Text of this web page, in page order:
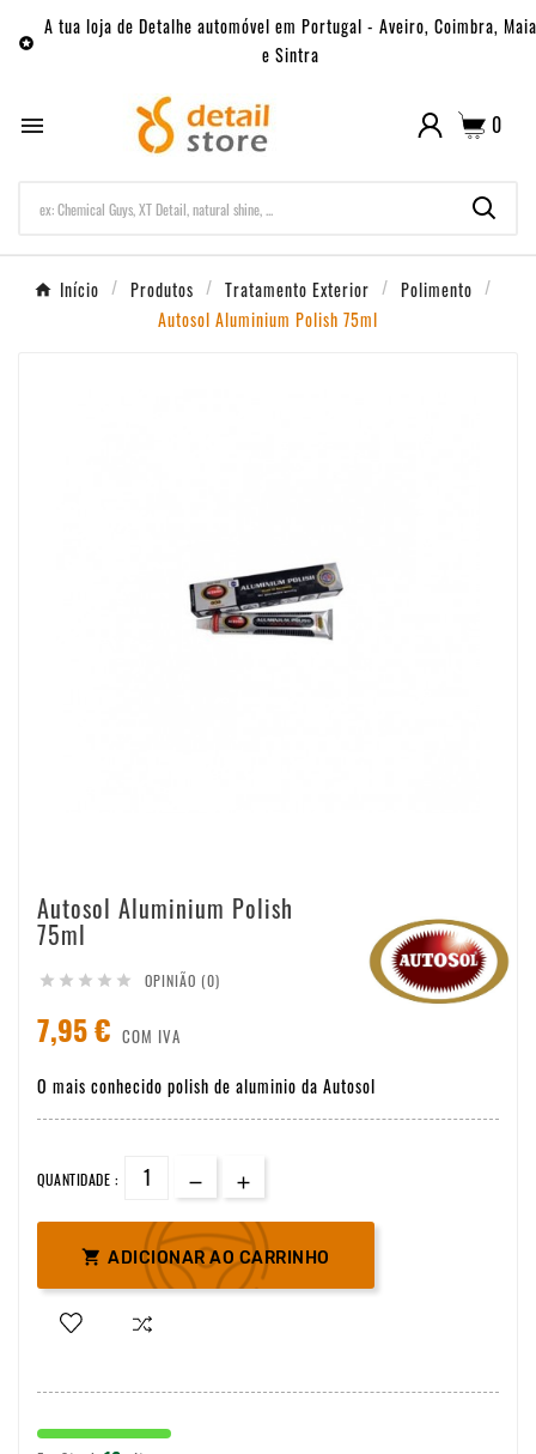

A tua loja de Detalhe automóvel em Portugal - Aveiro, Coimbra, Maia
e Sintra
 0
Início Produtos Tratamento Exterior
Polimento
Autosol Aluminium Polish 75ml
Autosol Aluminium Polish
75ml
     OPINIÃO (0)
7,95 € COM IVA
O mais conhecido polish de aluminio da Autosol
QUANTIDADE :
 ADICIONAR AO CARRINHO